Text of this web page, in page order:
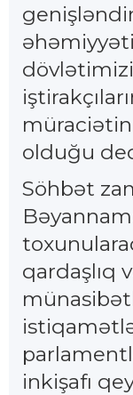
olduğu
Söhbət
qardaşlıq
inkişafı